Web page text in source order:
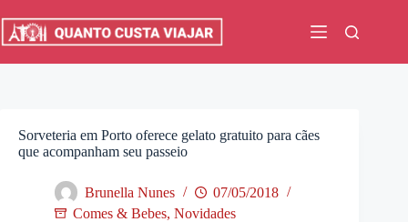
para
Sorveteria em Porto oferece gelato gratuito para cães
que acompanham seu passeio
Brunella Nunes
07/05/2018
Comes & Bebes, Novidades